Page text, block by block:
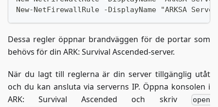
New-NetFirewallRule -DisplayName "ARKSA
Dessa regler öppnar brandväggen för de portar som
behövs för din ARK: Survival Ascended-server.
När du lagt till reglerna är din server tillgänglig utåt
och du kan ansluta via serverns IP. Öppna konsolen i
ARK: Survival Ascended och skriv
open